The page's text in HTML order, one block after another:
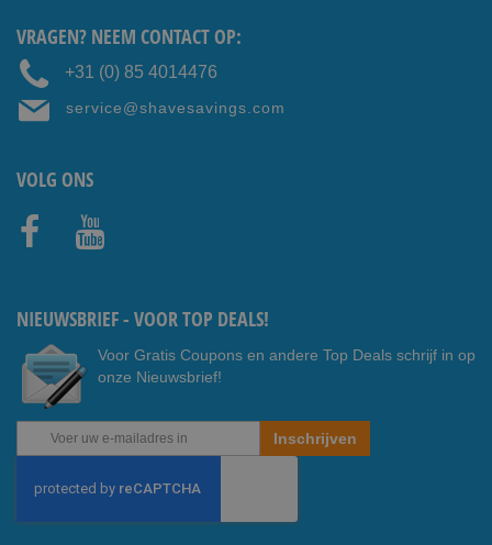
VRAGEN? NEEM CONTACT OP:
+31 (0) 85 4014476
service@shavesavings.com
VOLG ONS
NIEUWSBRIEF - VOOR TOP DEALS!
Voor Gratis Coupons en andere Top Deals schrijf in op
onze Nieuwsbrief!
Abonneer
u
onze
nieuwsbrief
Inschrijven